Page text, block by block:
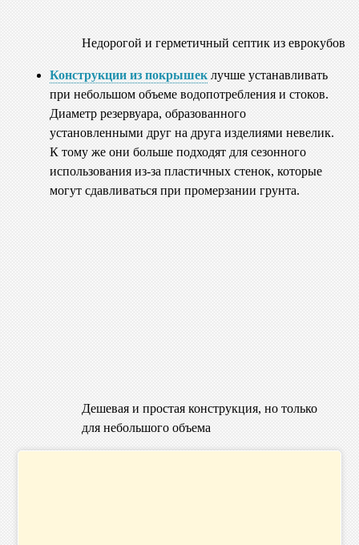
Недорогой и герметичный септик из еврокубов
Конструкции из покрышек лучше устанавливать
при небольшом объеме водопотребления и стоков.
Диаметр резервуара, образованного
установленными друг на друга изделиями невелик.
К тому же они больше подходят для сезонного
использования из-за пластичных стенок, которые
могут сдавливаться при промерзании грунта.
Дешевая и простая конструкция, но только
для небольшого объема